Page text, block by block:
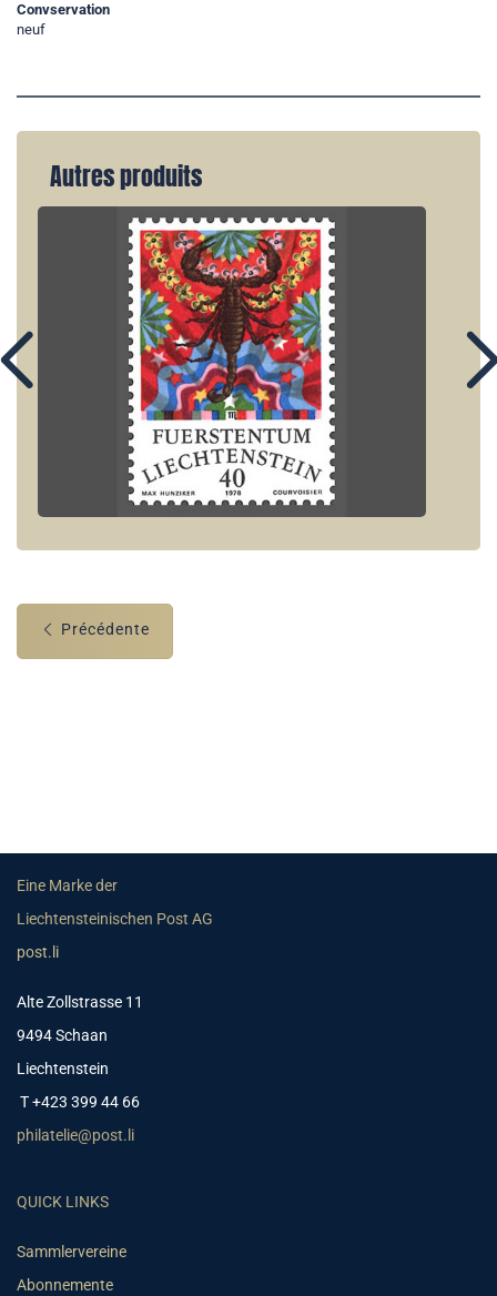
Convservation
neuf
Autres produits
Précédente
Eine Marke der
Liechtensteinischen Post AG
post.li
Alte Zollstrasse 11
9494 Schaan
Liechtenstein
T +423 399 44 66
philatelie@post.li
QUICK LINKS
Sammlervereine
Abonnemente